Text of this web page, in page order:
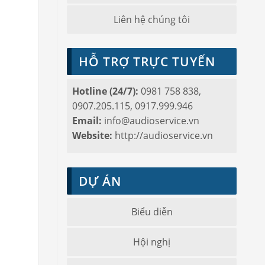
Liên hệ chúng tôi
HỖ TRỢ TRỰC TUYẾN
Hotline (24/7): 0981 758 838,
0907.205.115, 0917.999.946
Email: info@audioservice.vn
Website: http://audioservice.vn
DỰ ÁN
Biểu diễn
Hội nghị